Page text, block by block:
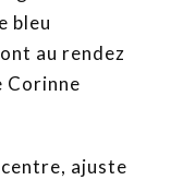
bleu
au rendez
Corinne
ajuste